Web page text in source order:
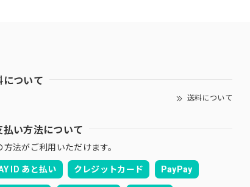
について
送料について
払い方法について
方法がご利用いただけます。
ID あと払い クレジットカード PayPay